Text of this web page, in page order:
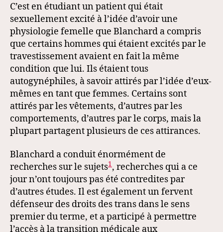
C’est en étudiant un patient qui était
sexuellement excité à l’idée d’avoir une
physiologie femelle que Blanchard a compris
que certains hommes qui étaient excités par le
travestissement avaient en fait la même
condition que lui. Ils étaient tous
autogynéphiles, à savoir attirés par l’idée d’eux-
mêmes en tant que femmes. Certains sont
attirés par les vêtements, d’autres par les
comportements, d’autres par le corps, mais la
plupart partagent plusieurs de ces attirances.
Blanchard a conduit énormément de
recherches sur le sujets1, recherches qui a ce
jour n’ont toujours pas été contredites par
d’autres études. Il est également un fervent
défenseur des droits des trans dans le sens
premier du terme, et a participé à permettre
l’accès à la transition médicale aux